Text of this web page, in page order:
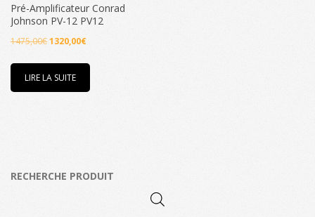
Pré-Amplificateur Conrad
Johnson PV-12 PV12
1475,00€Le
initial
était :
1320,00€Le
est :
LIRE LA SUITE
RECHERCHE PRODUIT